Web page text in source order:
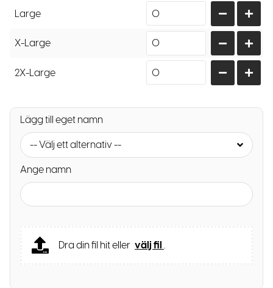
Large
X-Large
2X-Large
Lägg till eget namn
-- Välj ett alternativ --
Ange namn
Dra din fil hit eller välj fil .